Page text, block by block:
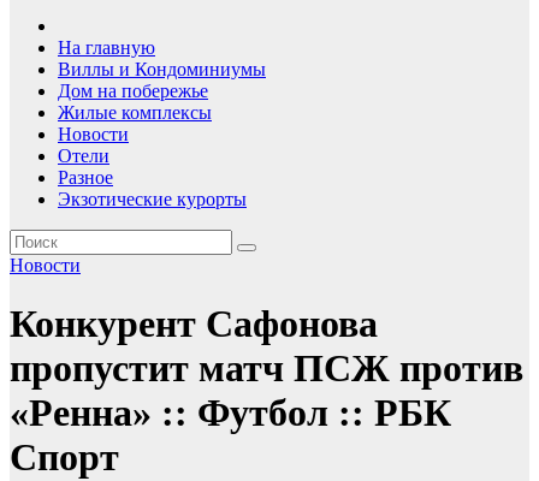
На главную
Виллы и Кондоминиумы
Дом на побережье
Жилые комплексы
Новости
Отели
Разное
Экзотические курорты
Новости
Конкурент Сафонова
пропустит матч ПСЖ против
«Ренна» :: Футбол :: РБК
Спорт